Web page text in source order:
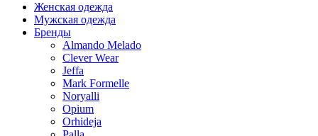
Женская одежда
Мужская одежда
Бренды
Almando Melado
Clever Wear
Jeffa
Mark Formelle
Noryalli
Opium
Orhideja